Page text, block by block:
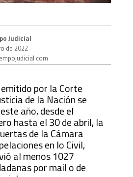
Judicial
de 2022
por la Corte
de la Nación se
año, desde el
hasta el 30 de abril, la
de la Cámara
en lo Civil,
al menos 1027
por mail o de